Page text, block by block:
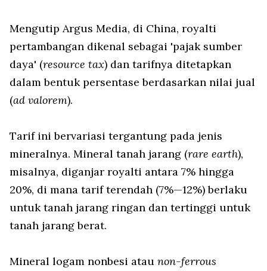
Mengutip Argus Media, di China, royalti
pertambangan dikenal sebagai 'pajak sumber
daya' (resource tax) dan tarifnya ditetapkan
dalam bentuk persentase berdasarkan nilai jual
(ad valorem).
Tarif ini bervariasi tergantung pada jenis
mineralnya. Mineral tanah jarang (rare earth),
misalnya, diganjar royalti antara 7% hingga
20%, di mana tarif terendah (7%—12%) berlaku
untuk tanah jarang ringan dan tertinggi untuk
tanah jarang berat.
Mineral logam nonbesi atau non-ferrous